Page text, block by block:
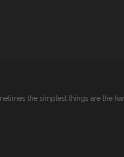
the simplest things are the